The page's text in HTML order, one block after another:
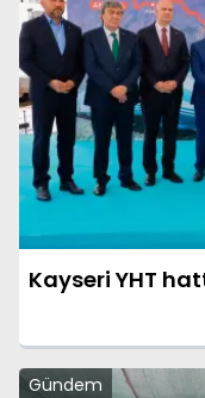
Kayseri YHT
Gündem